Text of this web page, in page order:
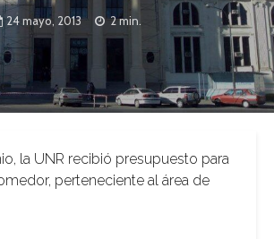
24 mayo, 2013 2 min.
la UNR recibió presupuesto para
perteneciente al área de